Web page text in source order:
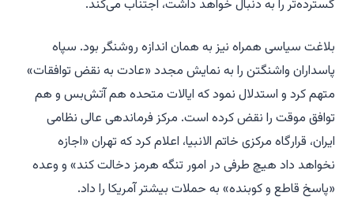
گسترده‌تر را به دنبال خواهد داشت، اجتناب می‌کند.
بلاغت سیاسی همراه نیز به همان اندازه روشنگر بود. سپاه
پاسداران واشنگتن را به نمایش مجدد «عادت به نقض توافقات»
متهم کرد و استدلال نمود که ایالات متحده هم آتش‌بس و هم
توافق موقت را نقض کرده است. مرکز فرماندهی عالی نظامی
ایران، قرارگاه مرکزی خاتم الانبیا، اعلام کرد که تهران «اجازه
نخواهد داد هیچ طرفی در امور تنگه هرمز دخالت کند» و وعده
«پاسخ قاطع و کوبنده» به حملات بیشتر آمریکا را داد.